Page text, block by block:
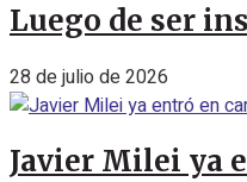
Luego de ser
28 de julio de 2026
Javier Milei ya